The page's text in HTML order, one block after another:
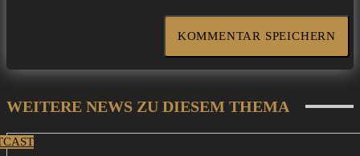
WEITERE NEWS ZU DIESEM THEMA